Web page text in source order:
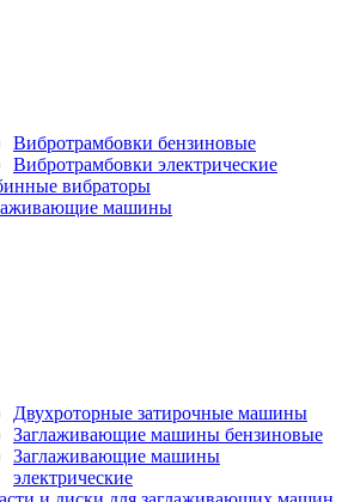
Вибротрамбовки бензиновые
Вибротрамбовки электрические
вибраторы
машины
Двухроторные затирочные машины
Заглаживающие машины бензиновые
Заглаживающие машины
электрические